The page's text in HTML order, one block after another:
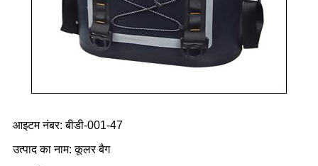
आइटम नंबर: बीडी-001-47
उत्पाद का नाम: कूलर बैग